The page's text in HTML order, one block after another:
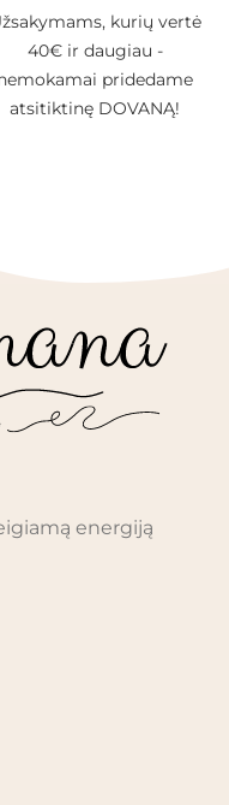
kurių vertė
40€ ir daugiau -
pridedame
atsitiktinę DOVANĄ!
energiją